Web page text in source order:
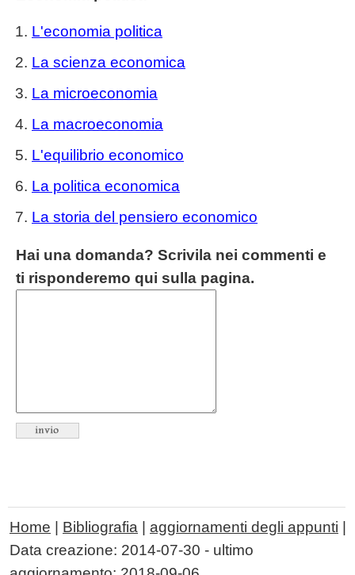
L'economia politica
La scienza economica
La microeconomia
La macroeconomia
L'equilibrio economico
La politica economica
La storia del pensiero economico
Hai una domanda? Scrivila nei commenti e
ti risponderemo qui sulla pagina.
Home Bibliografia aggiornamenti degli appunti
Data creazione: 2014-07-30 - ultimo